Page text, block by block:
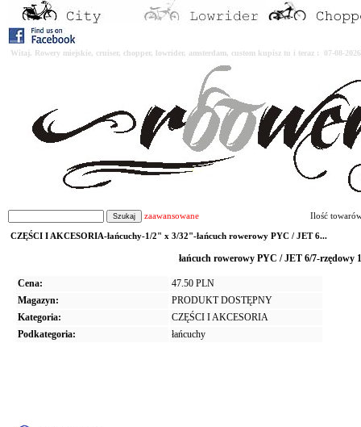
Witaj. Rowery miejskie, cruiser, chopper, lowrider, amsterdam, custom kupisz tu i teraz : 07-08-
zaawansowane Ilość
CZĘŚCI I AKCESORIA-łańcuchy-1/2" x 3/32"-łańcuch rowerowy PYC / JET 6...
łańcuch rowerowy PYC / JET 6/7-rzędowy
Cena:
47.50 PLN
Magazyn:
PRODUKT DOSTĘPNY
Kategoria:
CZĘŚCI I AKCESORIA
Podkategoria:
łańcuchy